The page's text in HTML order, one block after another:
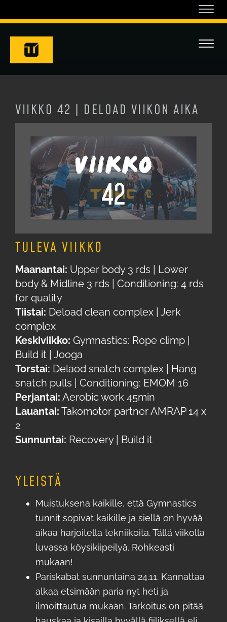
VIIKKO 42 | DELOAD VIIKON AIKA
TULEVA VIIKKO
Maanantai: Upper body 3 rds | Lower
body & Midline 3 rds | Conditioning: 4 rds
for quality
Tiistai: Deload clean complex | Jerk
complex
Keskiviikko: Gymnastics: Rope climp |
Build it | Jooga
Torstai: Delaod snatch complex | Hang
snatch pulls | Conditioning: EMOM 16
Perjantai: Aerobic work 45min
Lauantai: Takomotor partner AMRAP 14 x
2
Sunnuntai: Recovery | Build it
YLEISTÄ
Muistuksena kaikille, että Gymnastics
tunnit sopivat kaikille ja siellä on hyvää
aikaa harjoitella tekniikoita. Tällä viikolla
luvassa köysikiipeilyä. Rohkeasti
mukaan!
Pariskabat sunnuntaina 24.11. Kannattaa
alkaa etsimään paria nyt heti ja
ilmoittautua mukaan. Tarkoitus on pitää